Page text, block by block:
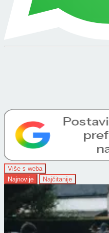
Više s weba
Najnovije
Najčitanije